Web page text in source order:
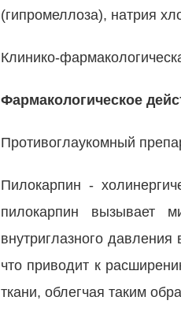
(гипромеллоза), натрия
Клинико-
Фармакологическое
Противоглаукомный
Пилокарпин -
пилокарпин вызывает
внутриглазного
что приводит к
ткани, облегчая таким